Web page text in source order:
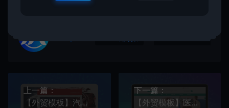
上一篇：
【外贸模板】汽车摩托车及机械行业款 响应式模板
下一篇：
【外贸模板】医药保健及美容个人护理行业款 响应式模板